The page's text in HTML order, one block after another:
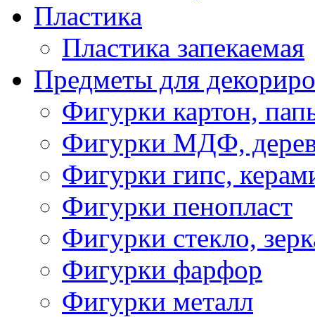
Пластика
Пластика запекаемая
Предметы для
Фигурки картон,
Фигурки МДФ,
Фигурки гипс,
Фигурки пенопласт
Фигурки стекло,
Фигурки фарфор
Фигурки металл